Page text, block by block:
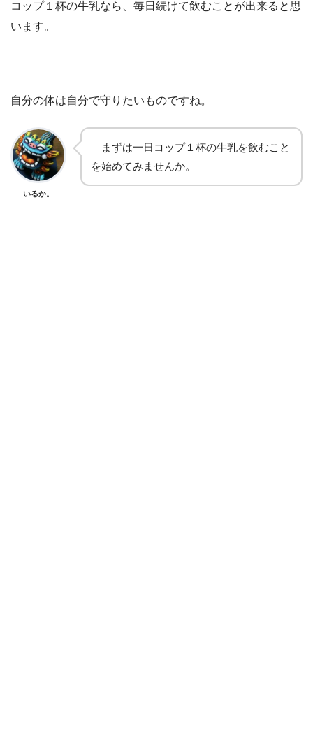
コップ１杯の牛乳なら、毎日続けて飲むことが出来ると思
います。
自分の体は自分で守りたいものですね。
いるか。
まずは一日コップ１杯の牛乳を飲むこと
を始めてみませんか。